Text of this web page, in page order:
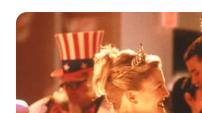
Loncat
konten
Menu
Mobile
Indonesiana Kepri Bintan
Beranda Kepri